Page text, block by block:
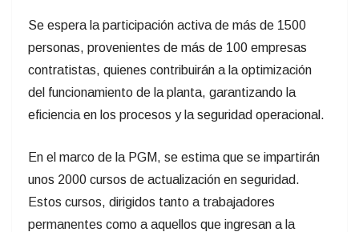
Se espera la participación activa de más de 1500
personas, provenientes de más de 100 empresas
contratistas, quienes contribuirán a la optimización
del funcionamiento de la planta, garantizando la
eficiencia en los procesos y la seguridad operacional.
En el marco de la PGM, se estima que se impartirán
unos 2000 cursos de actualización en seguridad.
Estos cursos, dirigidos tanto a trabajadores
permanentes como a aquellos que ingresan a la